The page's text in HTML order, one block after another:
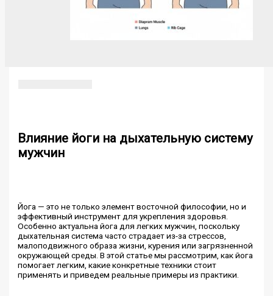
Влияние йоги на дыхательную систему
мужчин
Йога — это не только элемент восточной философии, но и
эффективный инструмент для укрепления здоровья.
Особенно актуальна йога для легких мужчин, поскольку
дыхательная система часто страдает из-за стрессов,
малоподвижного образа жизни, курения или загрязненной
окружающей среды. В этой статье мы рассмотрим, как йога
помогает легким, какие конкретные техники стоит
применять и приведем реальные примеры из практики.